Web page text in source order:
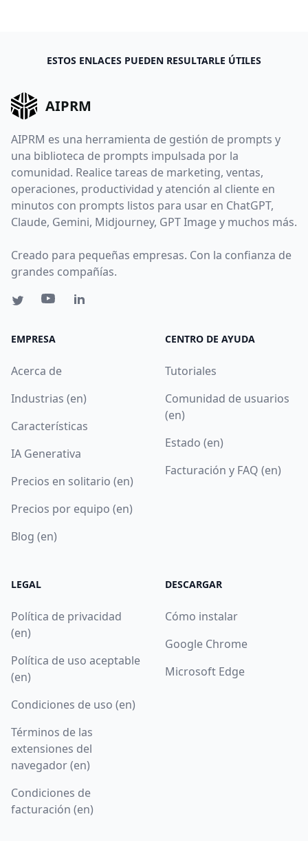
ESTOS ENLACES PUEDEN RESULTARLE ÚTILES
AIPRM
AIPRM es una herramienta de gestión de prompts y
una biblioteca de prompts impulsada por la
comunidad. Realice tareas de marketing, ventas,
operaciones, productividad y atención al cliente en
minutos con prompts listos para usar en ChatGPT,
Claude, Gemini, Midjourney, GPT Image y muchos más.
Creado para pequeñas empresas. Con la confianza de
grandes compañías.
EMPRESA
Acerca de
Industrias (en)
Características
IA Generativa
Precios en solitario (en)
Precios por equipo (en)
Blog (en)
CENTRO DE AYUDA
Tutoriales
Comunidad de usuarios
(en)
Estado (en)
Facturación y FAQ (en)
LEGAL
Política de privacidad
(en)
Política de uso aceptable
(en)
Condiciones de uso (en)
Términos de las
extensiones del
navegador (en)
Condiciones de
facturación (en)
DESCARGAR
Cómo instalar
Google Chrome
Microsoft Edge